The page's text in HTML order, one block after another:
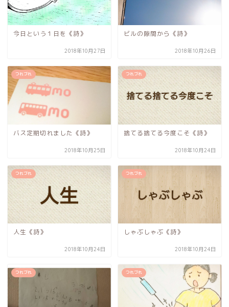
今日という１日を《詩》
2018年10月27日
ビルの隙間から《詩》
2018年10月26日
つれづれ
バス定期切れました《詩》
2018年10月25日
つれづれ
捨てる捨てる今度こそ《詩》
2018年10月24日
つれづれ
人生《詩》
2018年10月24日
つれづれ
しゃぶしゃぶ《詩》
2018年10月24日
つれづれ つれづれ